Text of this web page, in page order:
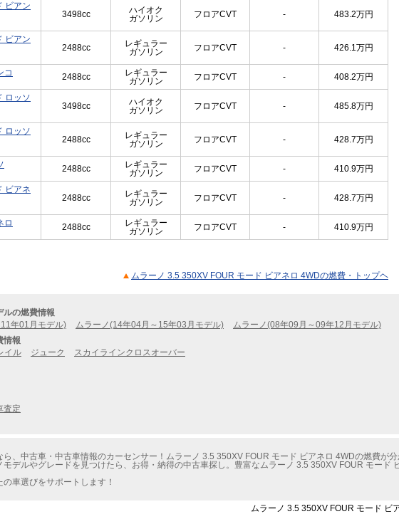
ビアン
3498cc
ハイオク
ガソリン
フロアCVT - 483.2万円
ビアン
2488cc
レギュラー
ガソリン
フロアCVT - 426.1万円
コ
2488cc
レギュラー
ガソリン
フロアCVT - 408.2万円
ロッソ
3498cc
ハイオク
ガソリン
フロアCVT - 485.8万円
ロッソ
2488cc
レギュラー
ガソリン
フロアCVT - 428.7万円
2488cc
レギュラー
ガソリン
フロアCVT - 410.9万円
ビアネ
2488cc
レギュラー
ガソリン
フロアCVT - 428.7万円
ロ
2488cc
レギュラー
ガソリン
フロアCVT - 410.9万円
ムラーノ 3.5 350XV FOUR モード ビアネロ 4WDの燃費・トップヘ
の燃費情報
年01月モデル)
ムラーノ(14年04月～15年03月モデル)
ムラーノ(08年09月～09年12月モデル)
情報
イル ジューク スカイラインクロスオーバー
査定
、中古車・中古車情報のカーセンサー！ムラーノ 3.5 350XV FOUR モード ビアネロ 4WDの燃費が分
モデルやグレードを見つけたら、お得・納得の中古車探し。豊富なムラーノ 3.5 350XV FOUR モード
車選びをサポートします！
ムラーノ 3.5 350XV FOUR モード ビ